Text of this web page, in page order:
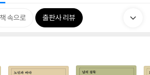
책 속으로 출판사 리뷰